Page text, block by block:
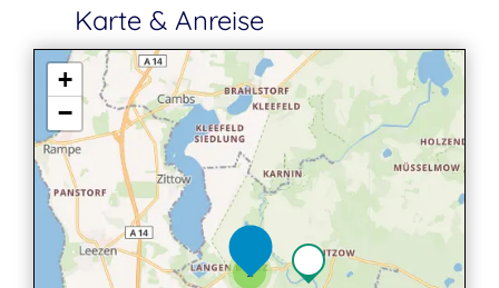
Karte & Anreise
2
+
−